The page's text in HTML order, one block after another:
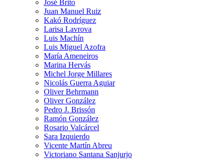
José Brito
Juan Manuel Ruiz
Kakó Rodríguez
Larisa Lavrova
Luis Machín
Luis Miguel Azofra
María Ameneiros
Marina Hervás
Michel Jorge Millares
Nicolás Guerra Aguiar
Oliver Behrmann
Oliver González
Pedro J. Brissón
Ramón González
Rosario Valcárcel
Sara Izquierdo
Vicente Martín Abreu
Victoriano Santana Sanjurjo